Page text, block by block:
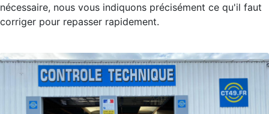
nécessaire, nous vous indiquons précisément ce qu'il faut
corriger pour repasser rapidement.